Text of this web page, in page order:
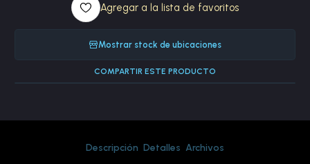
Agregar a la lista de favoritos
Mostrar stock de ubicaciones
COMPARTIR ESTE PRODUCTO
Descripción Detalles Archivos